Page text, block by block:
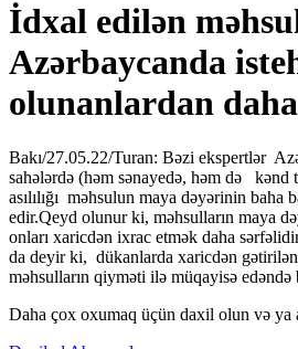
İdxal edilən
Azərbaycanda
olunanlardan
Bakı/27.05.22/Turan: Bəzi ekspertlər
sahələrdə (həm sənayedə, həm də kənd
asılılığı məhsulun maya dəyərinin baha
edir.Qeyd olunur ki, məhsulların maya
onları xaricdən ixrac etmək daha
da deyir ki, dükanlarda xaricdən
məhsulların qiyməti ilə müqayisə
Daha çox oxumaq üçün daxil olun və ya